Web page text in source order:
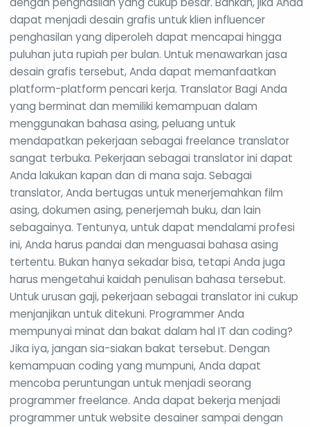
dapat menjadi desain grafis untuk klien influencer
penghasilan yang diperoleh dapat mencapai hingga
puluhan juta rupiah per bulan. Untuk menawarkan jasa
desain grafis tersebut, Anda dapat memanfaatkan
platform-platform pencari kerja. Translator Bagi Anda
yang berminat dan memiliki kemampuan dalam
menggunakan bahasa asing, peluang untuk
mendapatkan pekerjaan sebagai freelance translator
sangat terbuka. Pekerjaan sebagai translator ini dapat
Anda lakukan kapan dan di mana saja. Sebagai
translator, Anda bertugas untuk menerjemahkan film
asing, dokumen asing, penerjemah buku, dan lain
sebagainya. Tentunya, untuk dapat mendalami profesi
ini, Anda harus pandai dan menguasai bahasa asing
tertentu. Bukan hanya sekadar bisa, tetapi Anda juga
harus mengetahui kaidah penulisan bahasa tersebut.
Untuk urusan gaji, pekerjaan sebagai translator ini cukup
menjanjikan untuk ditekuni. Programmer Anda
mempunyai minat dan bakat dalam hal IT dan coding?
Jika iya, jangan sia-siakan bakat tersebut. Dengan
kemampuan coding yang mumpuni, Anda dapat
mencoba peruntungan untuk menjadi seorang
programmer freelance. Anda dapat bekerja menjadi
programmer untuk website desainer sampai dengan